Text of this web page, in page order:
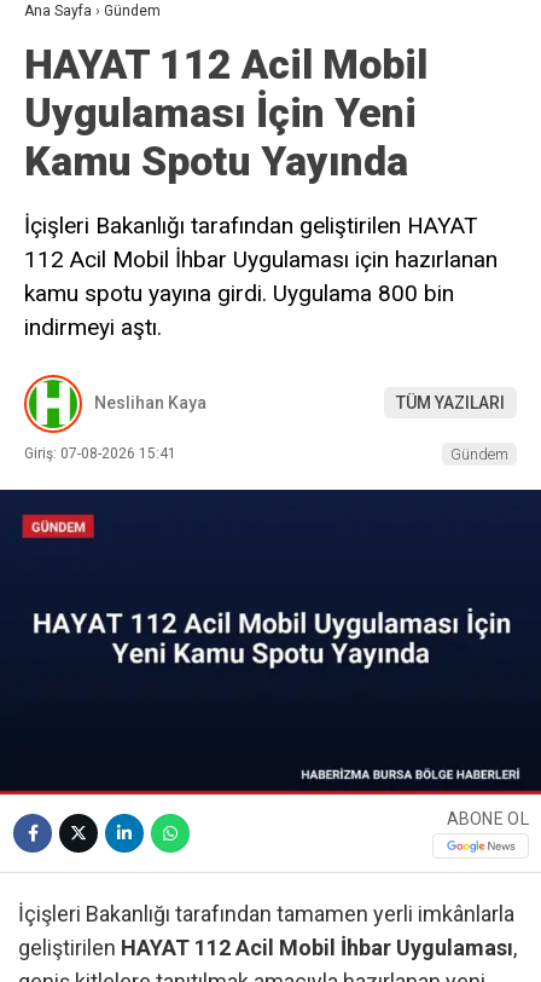
Ana Sayfa › Gündem
HAYAT 112 Acil Mobil
Uygulaması İçin Yeni
Kamu Spotu Yayında
İçişleri Bakanlığı tarafından geliştirilen HAYAT
112 Acil Mobil İhbar Uygulaması için hazırlanan
kamu spotu yayına girdi. Uygulama 800 bin
indirmeyi aştı.
Neslihan Kaya TÜM YAZILARI
Giriş: 07-08-2026 15:41 Gündem
ABONE OL
İçişleri Bakanlığı tarafından tamamen yerli imkânlarla
geliştirilen HAYAT 112 Acil Mobil İhbar Uygulaması,